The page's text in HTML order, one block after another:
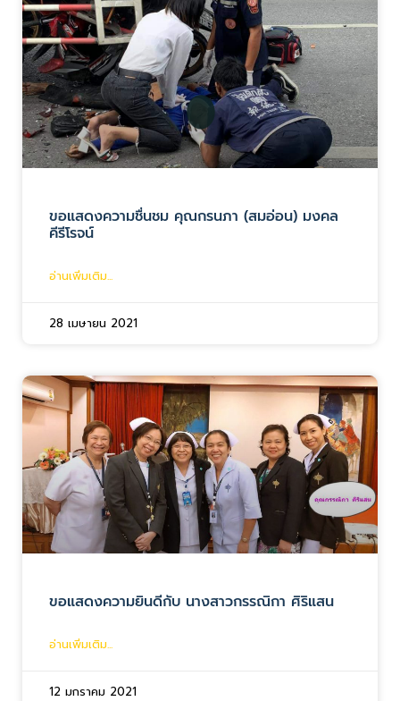
ขอแสดงความชื่นชม คุณกรนภา (สมอ่อน) มงคล
คีรีโรจน์
อ่านเพิ่มเติม...
28 เมษายน 2021
ขอแสดงความยินดีกับ นางสาวกรรณิกา ศิริแสน
อ่านเพิ่มเติม...
12 มกราคม 2021